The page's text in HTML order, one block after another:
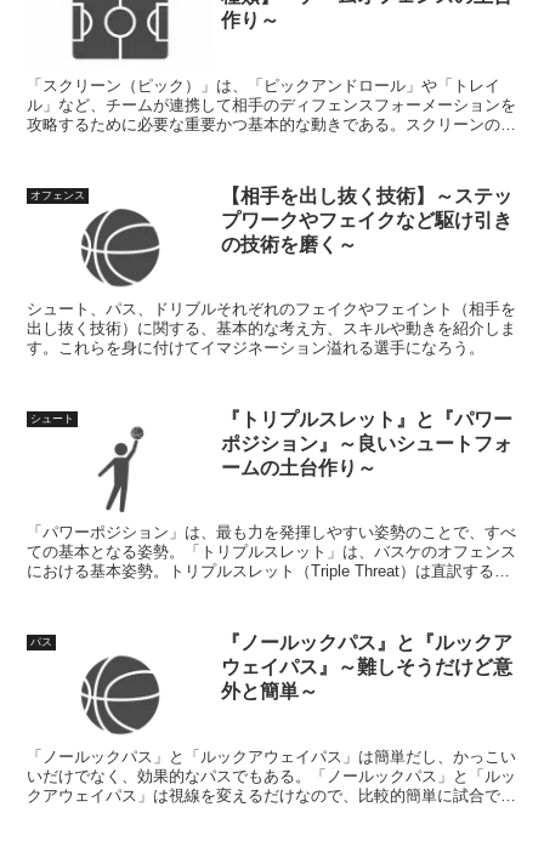
作り～
「スクリーン（ピック）」は、「ピックアンドロール」や「トレイ
ル」など、チームが連携して相手のディフェンスフォーメーションを
攻略するために必要な重要かつ基本的な動きである。スクリーンの構
オフェンス
【相手を出し抜く技術】～ステッ
プワークやフェイクなど駆け引き
の技術を磨く～
シュート、パス、ドリブルそれぞれのフェイクやフェイント（相手を
出し抜く技術）に関する、基本的な考え方、スキルや動きを紹介しま
す。これらを身に付けてイマジネーション溢れる選手になろう。
シュート
『トリプルスレット』と『パワー
ポジション』～良いシュートフォ
ームの土台作り～
「パワーポジション」は、最も力を発揮しやすい姿勢のことで、すべ
ての基本となる姿勢。「トリプルスレット」は、バスケのオフェンス
における基本姿勢。トリプルスレット（Triple Threat）は直訳すると
パス
『ノールックパス』と『ルックア
ウェイパス』～難しそうだけど意
外と簡単～
「ノールックパス」と「ルックアウェイパス」は簡単だし、かっこい
いだけでなく、効果的なパスでもある。「ノールックパス」と「ルッ
クアウェイパス」は視線を変えるだけなので、比較的簡単に試合で使